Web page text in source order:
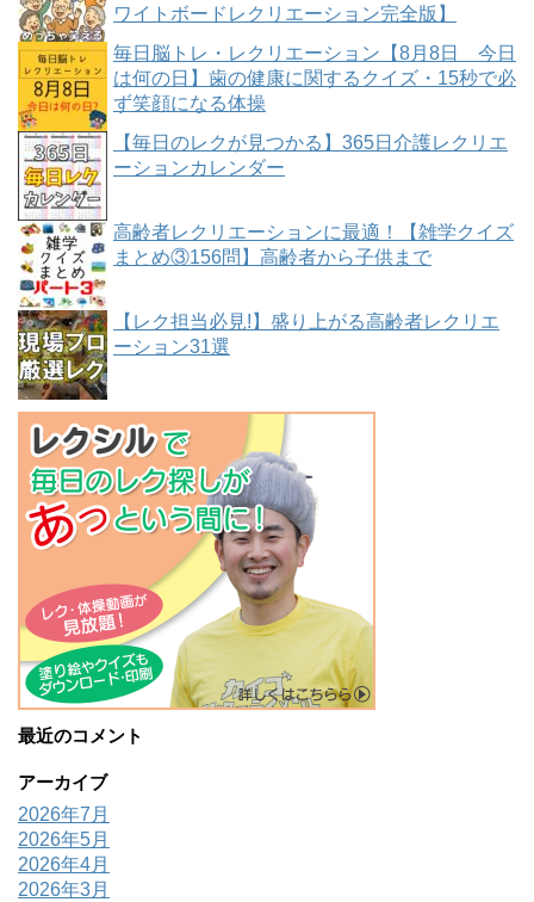
ワイトボードレクリエーション完全版】
毎日脳トレ・レクリエーション【8月8日 今日
は何の日】歯の健康に関するクイズ・15秒で必
ず笑顔になる体操
【毎日のレクが見つかる】365日介護レクリエ
ーションカレンダー
高齢者レクリエーションに最適！【雑学クイズ
まとめ③156問】高齢者から子供まで
【レク担当必見!】盛り上がる高齢者レクリエ
ーション31選
最近のコメント
アーカイブ
2026年7月
2026年5月
2026年4月
2026年3月